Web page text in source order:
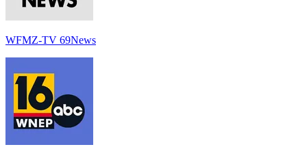
WFMZ-TV 69News